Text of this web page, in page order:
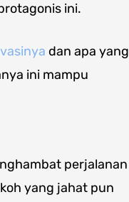
ini.
dan apa yang
ini mampu
perjalanan
yang jahat pun